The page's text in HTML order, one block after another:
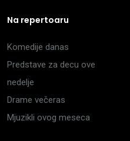
Na repertoaru
Komedije danas
Predstave za decu ove
nedelje
Drame večeras
Mjuzikli ovog meseca